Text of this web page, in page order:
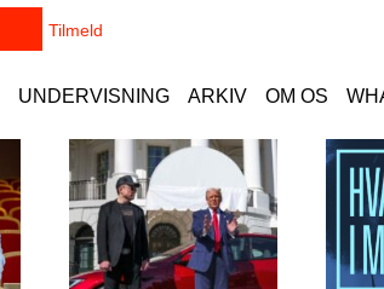
UNDERVISNING ARKIV OM OS